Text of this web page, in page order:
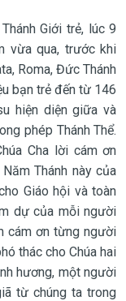
Giới trẻ, lúc 9
vừa qua, trước khi
Roma, Đức Thánh
bạn trẻ đến từ 146
hiện diện giữa và
phép Thánh Thể.
Cha lời cám ơn
Thánh này của
Giáo hội và toàn
dự của mỗi người
cám ơn từng người
thác cho Chúa hai
hương, một người
từ chúng ta trong